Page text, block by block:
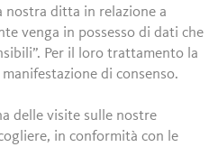
nostra ditta in relazione a
venga in possesso di dati che
Per il loro trattamento la
di consenso.
delle visite sulle nostre
in conformità con le